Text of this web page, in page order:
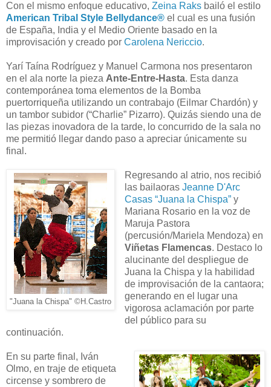
Con el mismo enfoque educativo, Zeina Raks bailó el estilo
American Tribal Style Bellydance® el cual es una fusión
de España, India y el Medio Oriente basado en la
improvisación y creado por Carolena Nericcio.
Yarí Taína Rodríguez y Manuel Carmona nos presentaron
en el ala norte la pieza Ante-Entre-Hasta. Esta danza
contemporánea toma elementos de la Bomba
puertorriqueña utilizando un contrabajo (Eilmar Chardón) y
un tambor subidor (“Charlie” Pizarro). Quizás siendo una de
las piezas inovadora de la tarde, lo concurrido de la sala no
me permitió llegar dando paso a apreciar únicamente su
final.
"Juana la Chispa" ©H.Castro
Regresando al atrio, nos recibió
las bailaoras Jeanne D'Arc
Casas “Juana la Chispa” y
Mariana Rosario en la voz de
Maruja Pastora
(percusión/Mariela Mendoza) en
Viñetas Flamencas. Destaco lo
alucinante del despliegue de
Juana la Chispa y la habilidad
de improvisación de la cantaora;
generando en el lugar una
vigorosa aclamación por parte
del público para su
continuación.
En su parte final, Iván
Olmo, en traje de etiqueta
circense y sombrero de